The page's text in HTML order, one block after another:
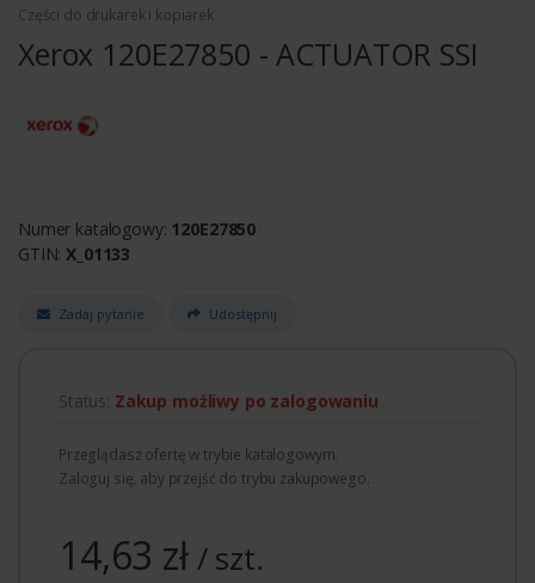
Części do drukarek i kopiarek
Xerox 120E27850 - ACTUATOR SSI
Numer katalogowy: 120E27850
GTIN:X_01133
Zadaj pytanie Udostępnij
Status: Zakup możliwy po zalogowaniu
Przeglądasz ofertę w trybie katalogowym.
Zaloguj się, aby przejść do trybu zakupowego.
14,63 zł/ szt.